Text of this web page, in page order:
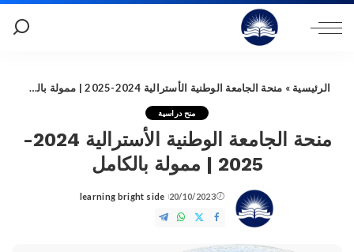
الرئيسية » منحة الجامعة الوطنية الأسترالية 2024-2025 | ممولة بالكامل
منح دراسية
منحة الجامعة الوطنية الأسترالية 2024-
2025 | ممولة بالكامل
20/10/2023
Posted
by
learning bright side